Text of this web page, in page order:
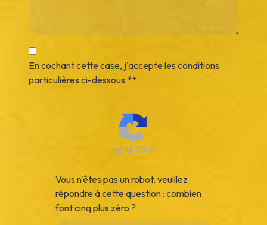
En cochant cette case, j'accepte les conditions
particulières ci-dessous **
Vous n'êtes pas un robot, veuillez
répondre à cette question : combien
font cinq plus zéro ?